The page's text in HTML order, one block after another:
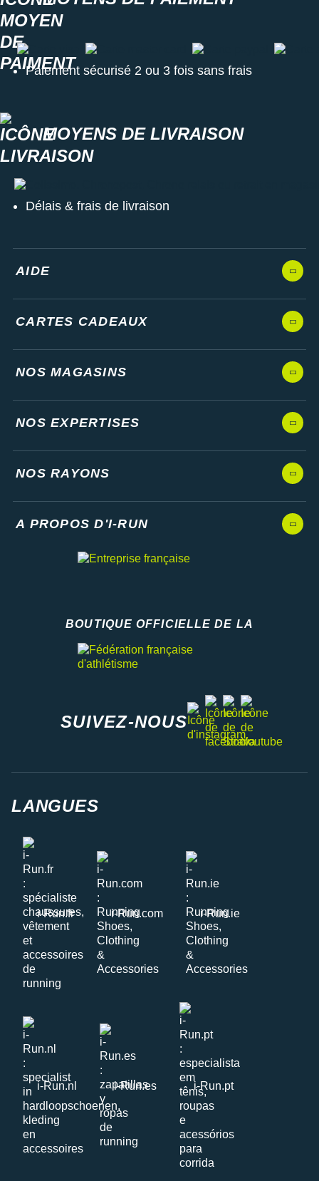
Carte visa Carte master card Carte paypal Carte
Paiement sécurisé 2 ou 3 fois sans frais
MOYENS DE LIVRAISON
Colissimo, Chronopost, Chrono relais ou retrait en magasin
Délais & frais de livraison
AIDE
CARTES CADEAUX
NOS MAGASINS
NOS EXPERTISES
NOS RAYONS
A PROPOS D'I-RUN
BOUTIQUE OFFICIELLE DE LA
SUIVEZ-NOUS
instagram
facebook
stravayoutube
LANGUES
i-Run.fr i-Run.com i-Run.ie
i-Run.nl i-Run.es i-Run.pt